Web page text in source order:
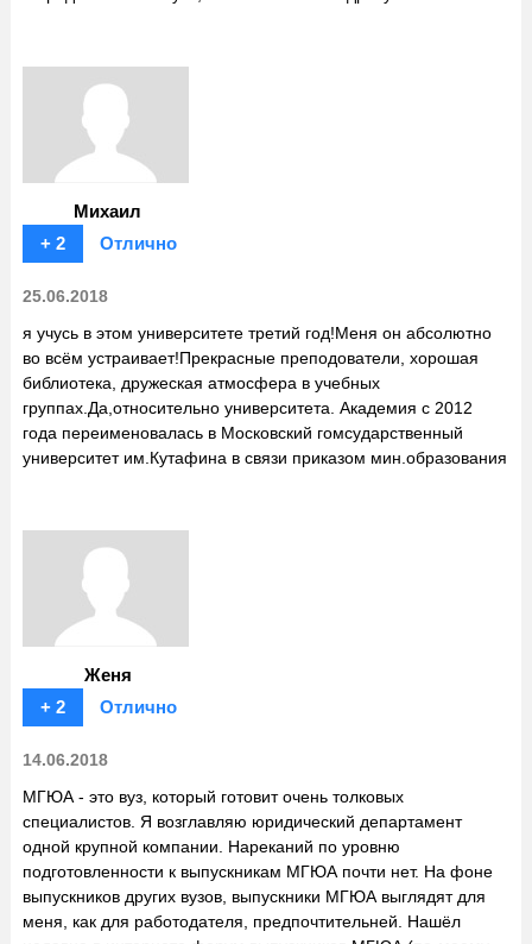
Михаил
+ 2
Отлично
25.06.2018
я учусь в этом университете третий год!Меня он абсолютно
во всём устраивает!Прекрасные преподователи, хорошая
библиотека, дружеская атмосфера в учебных
группах.Да,относительно университета. Академия с 2012
года переименовалась в Московский гомсударственный
университет им.Кутафина в связи приказом мин.образования
Женя
+ 2
Отлично
14.06.2018
МГЮА - это вуз, который готовит очень толковых
специалистов. Я возглавляю юридический департамент
одной крупной компании. Нареканий по уровню
подготовленности к выпускникам МГЮА почти нет. На фоне
выпускников других вузов, выпускники МГЮА выглядят для
меня, как для работодателя, предпочтительней. Нашёл